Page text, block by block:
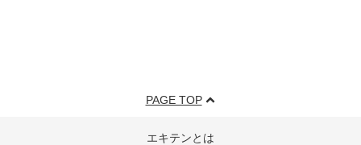
PAGE TOP
エキテンとは